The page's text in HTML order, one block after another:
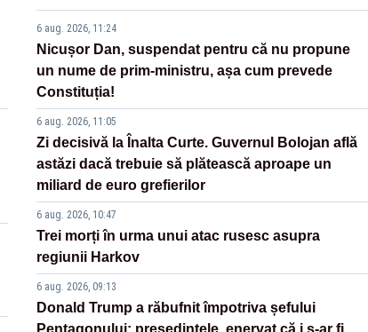
6 aug. 2026, 11:24
Nicușor Dan, suspendat pentru că nu propune
un nume de prim-ministru, așa cum prevede
Constituția!
6 aug. 2026, 11:05
Zi decisivă la Înalta Curte. Guvernul Bolojan află
astăzi dacă trebuie să plătească aproape un
miliard de euro grefierilor
6 aug. 2026, 10:47
Trei morți în urma unui atac rusesc asupra
regiunii Harkov
6 aug. 2026, 09:13
Donald Trump a răbufnit împotriva șefului